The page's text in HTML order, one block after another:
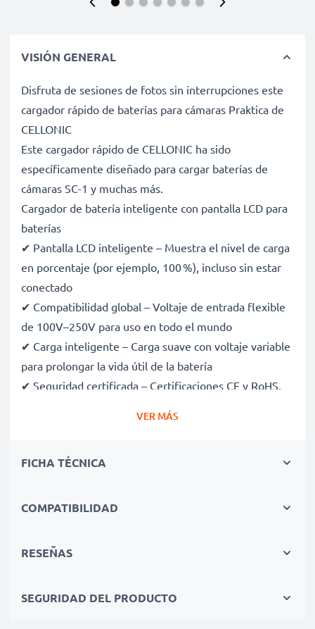
VISIÓN GENERAL
Disfruta de sesiones de fotos sin interrupciones este
cargador rápido de baterías para cámaras Praktica de
CELLONIC
Este cargador rápido de CELLONIC ha sido
específicamente diseñado para cargar baterías de
cámaras SC-1 y muchas más.
Cargador de batería inteligente con pantalla LCD para
baterías
✔ Pantalla LCD inteligente – Muestra el nivel de carga
en porcentaje (por ejemplo, 100 %), incluso sin estar
conectado
✔ Compatibilidad global – Voltaje de entrada flexible
de 100V–250V para uso en todo el mundo
✔ Carga inteligente – Carga suave con voltaje variable
para prolongar la vida útil de la batería
✔ Seguridad certificada – Certificaciones CE y RoHS,
bolsa de cámara
de carga flexible y resistente, con fuente de
1x batería de 1000mAh: aprox. 2 horas
VER MÁS
FICHA TÉCNICA
COMPATIBILIDAD
RESEÑAS
SEGURIDAD DEL PRODUCTO